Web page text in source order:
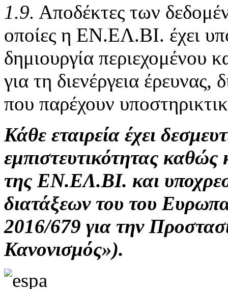
1.9. Αποδέκτες των
οποίες η ΕΝ.ΕΛ.ΒΙ. έχει
δημιουργία περιεχομένου
για τη διενέργεια έρευνας,
που παρέχουν
Κάθε εταιρεία έχει
εμπιστευτικότητας καθώς
της ΕΝ.ΕΛ.ΒΙ. και
διατάξεων του του
2016/679 για την
Κανονισμός»).